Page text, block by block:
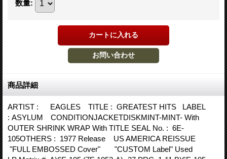
数量:
商品詳細
ARTIST : EAGLES TITLE : GREATEST HITS LABEL
: ASYLUM CONDITIONJACKETDISKMINT-MINT- With
OUTER SHRINK WRAP With TITLE SEAL No. : 6E-
105OTHERS : 1977 Release US AMERICA REISSUE
"FULL EMBOSSED Cover" "CUSTOM Label" Used